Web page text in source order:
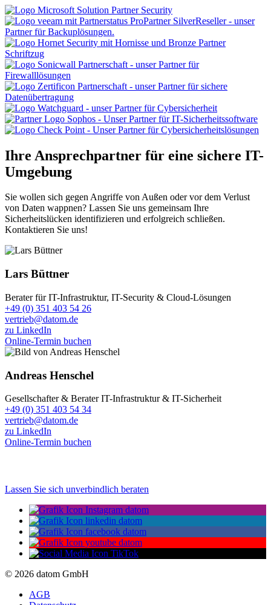
Ihre Ansprechpartner für eine sichere IT-
Umgebung
Sie wollen sich gegen Angriffe von Außen oder vor dem Verlust
von Daten wappnen? Lassen Sie uns gemeinsam Ihre
Sicherheitslücken identifizieren und erfolgreich schließen.
Kontaktieren Sie uns!
Lars Büttner
Berater für IT-Infrastruktur, IT-Security & Cloud-Lösungen
+49 (0) 351 403 54 26
vertrieb@datom.de
zu LinkedIn
Online-Termin buchen
Andreas Henschel
Gesellschafter & Berater IT-Infrastruktur & IT-Sicherheit
+49 (0) 351 403 54 34
vertrieb@datom.de
zu LinkedIn
Online-Termin buchen
Lassen Sie sich unverbindlich beraten
© 2026 datom GmbH
AGB